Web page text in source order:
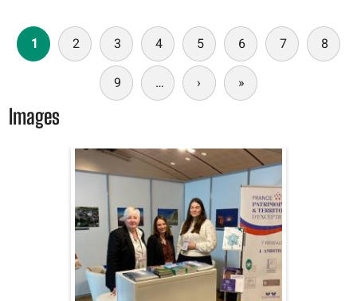
Paginación
1 2 3 4 5 6 7 8
9 … › Siguiente
página
» Última
página
Images